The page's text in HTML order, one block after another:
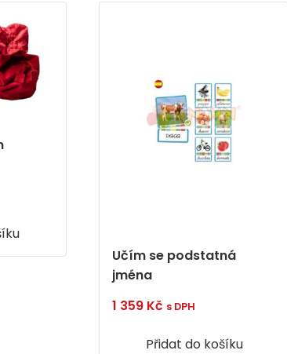
Učím se podstatná
jména
1 359 Kč s DPH
Přidat do košíku